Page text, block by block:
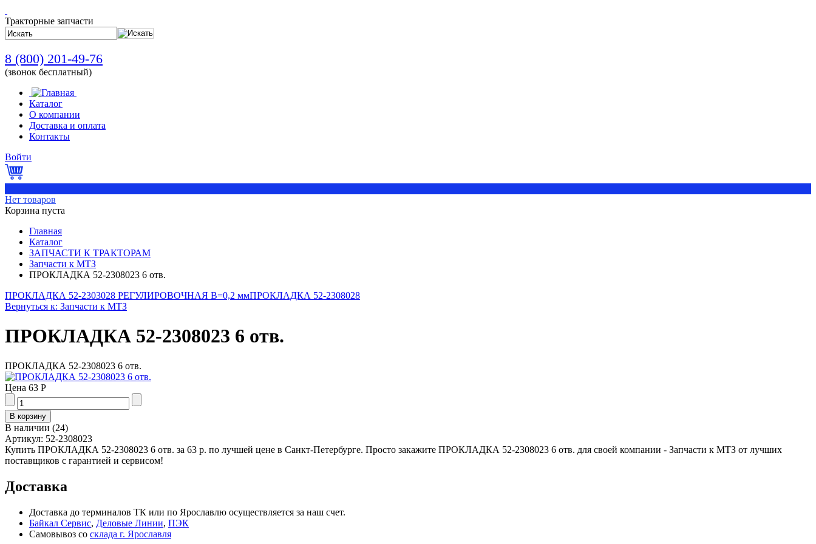
Тракторные запчасти
8 (800) 201-49-76
(звонок бесплатный)
Каталог
О компании
Доставка и оплата
Контакты
Войти
Нет товаров
Корзина пуста
Главная
Каталог
ЗАПЧАСТИ К ТРАКТОРАМ
Запчасти к МТЗ
ПРОКЛАДКА 52-2308023 6 отв.
ПРОКЛАДКА 52-2303028 РЕГУЛИРОВОЧНАЯ В=0,2 ммПРОКЛАДКА 52-2308028
Вернуться к: Запчасти к МТЗ
ПРОКЛАДКА 52-2308023 6 отв.
ПРОКЛАДКА 52-2308023 6 отв.
Цена 63 Р
В наличии (24)
Артикул: 52-2308023
Купить ПРОКЛАДКА 52-2308023 6 отв. за 63 р. по лучшей цене в Санкт-Петербурге. Просто закажите ПРОКЛАДКА 52-2308023 6 отв. для своей компании - Запчасти к МТЗ от лучших
поставщиков с гарантией и сервисом!
Доставка
Доставка до терминалов ТК или по Ярославлю осуществляется за наш счет.
Байкал Сервис, Деловые Линии, ПЭК
Самовывоз со склада г. Ярославля